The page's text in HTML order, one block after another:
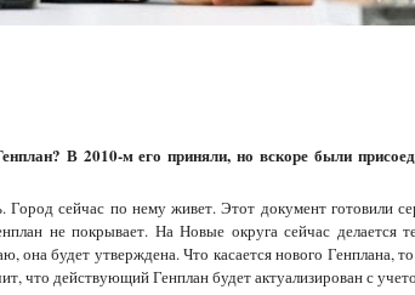
В 2010-м его приняли, но вскоре были
сейчас по нему живет. Этот документ готовили
не покрывает. На Новые округа сейчас делается
она будет утверждена. Что касается нового Генплана,
что действующий Генплан будет актуализирован с